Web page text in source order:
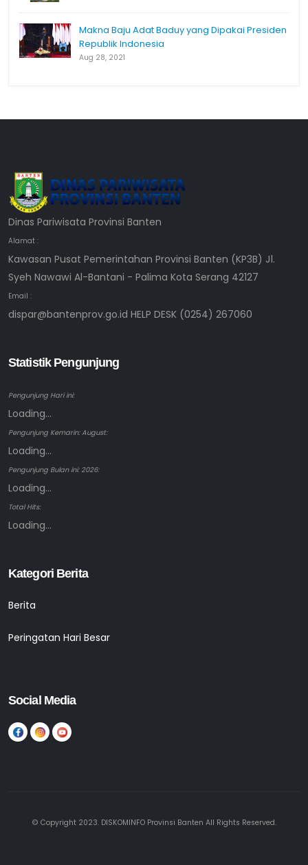
Makna Baju Adat Baduy yang Dipakai Presiden
Republik Indonesia
Aug 28, 2021
Dinas Pariwisata Provinsi Banten
Alamat :
Kawasan Pusat Pemerintahan Provinsi Banten (KP3B) Jl.
Syeh Nawawi Al-Bantani - Palima Kota Serang 42127
Email :
dispar@bantenprov.go.id HELP DESK (0254) 267060
Statistik Pengunjung
Pengunjung Hari ini:
Loading...
Pengunjung Kemarin: August:
Loading...
Pengunjung Bulan ini: 2026:
Loading...
Total Hits:
Loading...
Kategori Berita
Berita
Peringatan Hari Besar
Social Media
© Copyright 2023. DISKOMINFO Provinsi Banten All Rights Reserved.